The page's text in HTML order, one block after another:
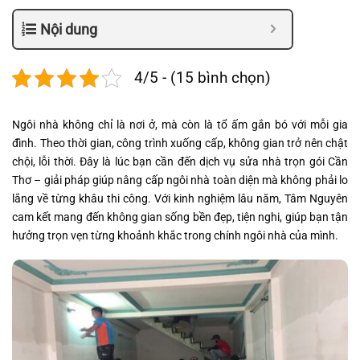
Nội dung
4/5 - (15 bình chọn)
Ngôi nhà không chỉ là nơi ở, mà còn là tổ ấm gắn bó với mỗi gia
đình. Theo thời gian, công trình xuống cấp, không gian trở nên chật
chội, lỗi thời. Đây là lúc bạn cần đến dịch vụ sửa nhà trọn gói Cần
Thơ – giải pháp giúp nâng cấp ngôi nhà toàn diện mà không phải lo
lắng về từng khâu thi công. Với kinh nghiệm lâu năm, Tâm Nguyên
cam kết mang đến không gian sống bền đẹp, tiện nghi, giúp bạn tận
hưởng trọn vẹn từng khoảnh khắc trong chính ngôi nhà của mình.